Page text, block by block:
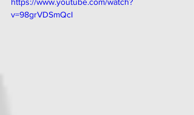
v=98grVDSmQcI